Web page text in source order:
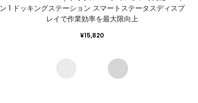
ン 1 ドッキングステーション スマートステータスディスプ
レイで作業効率を最大限向上
¥15,820